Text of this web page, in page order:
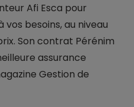
Afi Esca pour
besoins, au niveau
Son contrat Pérénim
assurance
Gestion de